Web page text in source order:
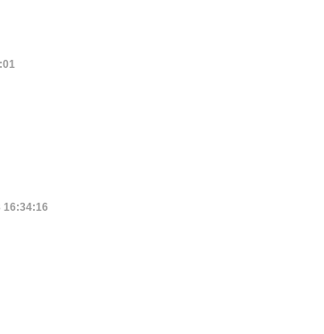
16:34:16